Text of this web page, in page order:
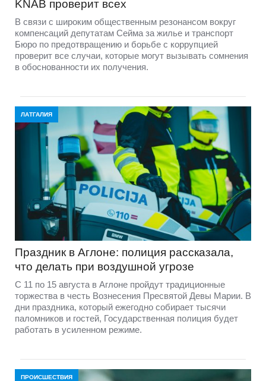
KNAB проверит всех
В связи с широким общественным резонансом вокруг
компенсаций депутатам Сейма за жилье и транспорт
Бюро по предотвращению и борьбе с коррупцией
проверит все случаи, которые могут вызывать сомнения
в обоснованности их получения.
ЛАТГАЛИЯ
Праздник в Аглоне: полиция рассказала,
что делать при воздушной угрозе
С 11 по 15 августа в Аглоне пройдут традиционные
торжества в честь Вознесения Пресвятой Девы Марии. В
дни праздника, который ежегодно собирает тысячи
паломников и гостей, Государственная полиция будет
работать в усиленном режиме.
ПРОИСШЕСТВИЯ